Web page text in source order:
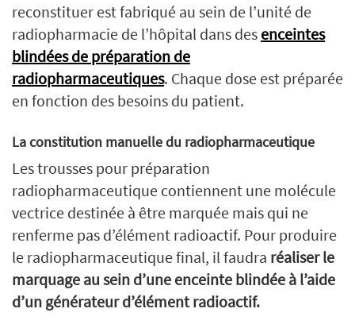
reconstituer est fabriqué au sein de l’unité de
radiopharmacie de l’hôpital dans des enceintes
blindées de préparation de
radiopharmaceutiques. Chaque dose est préparée
en fonction des besoins du patient.
La constitution manuelle du radiopharmaceutique
Les trousses pour préparation
radiopharmaceutique contiennent une molécule
vectrice destinée à être marquée mais qui ne
renferme pas d’élément radioactif. Pour produire
le radiopharmaceutique final, il faudra réaliser le
marquage au sein d’une enceinte blindée à l’aide
d’un générateur d’élément radioactif.